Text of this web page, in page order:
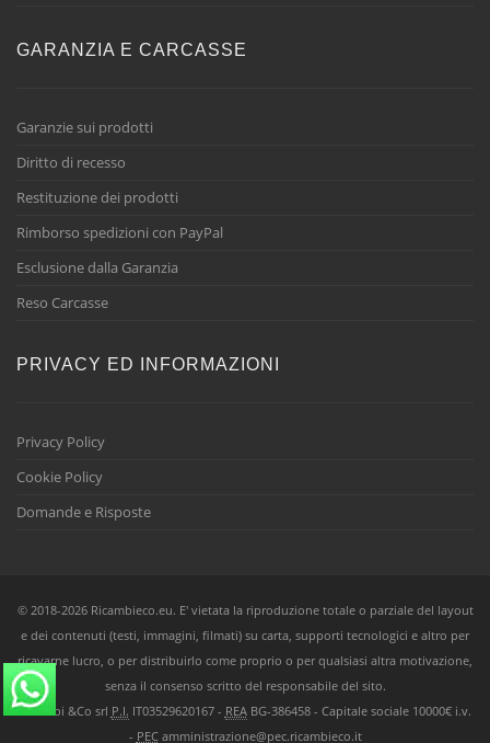
GARANZIA E CARCASSE
Garanzie sui prodotti
Diritto di recesso
Restituzione dei prodotti
Rimborso spedizioni con PayPal
Esclusione dalla Garanzia
Reso Carcasse
PRIVACY ED INFORMAZIONI
Privacy Policy
Cookie Policy
Domande e Risposte
© 2018-2026 Ricambieco.eu. E' vietata la riproduzione totale o parziale del layout
e dei contenuti (testi, immagini, filmati) su carta, supporti tecnologici e altro per
ricavarne lucro, o per distribuirlo come proprio o per qualsiasi altra motivazione,
senza il consenso scritto del responsabile del sito.
Ricambi &Co srl P.I. IT03529620167 - REABG-386458 - Capitale sociale 10000€ i.v.
- PECamministrazione@pec.ricambieco.it